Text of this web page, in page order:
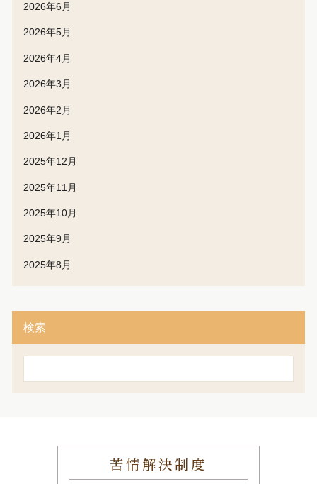
2026年6月
2026年5月
2026年4月
2026年3月
2026年2月
2026年1月
2025年12月
2025年11月
2025年10月
2025年9月
2025年8月
検索
苦情解決制度